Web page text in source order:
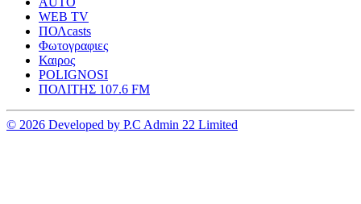
WEB TV
ΠΟΛcasts
Φωτογραφιες
Καιρος
POLIGNOSI
ΠΟΛΙΤΗΣ 107.6 FM
© 2026 Developed by P.C Admin 22 Limited